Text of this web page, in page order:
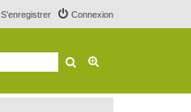
Connexion
S’enregistrer
Rechercher